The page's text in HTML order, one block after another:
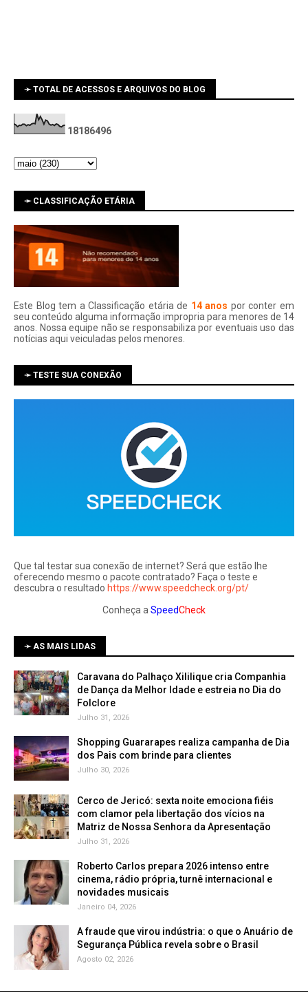
➛ TOTAL DE ACESSOS E ARQUIVOS DO BLOG
18186496
➛ CLASSIFICAÇÃO ETÁRIA
Este Blog tem a Classificação etária de 14 anos por conter em
seu conteúdo alguma informação impropria para menores de 14
anos. Nossa equipe não se responsabiliza por eventuais uso das
notí­cias aqui veiculadas pelos menores.
➛ TESTE SUA CONEXÃO
Que tal testar sua conexão de internet? Será que estão lhe
oferecendo mesmo o pacote contratado? Faça o teste e
descubra o resultado https://www.speedcheck.org/pt/
Conheça a SpeedCheck
➛ AS MAIS LIDAS
Caravana do Palhaço Xililique cria Companhia
de Dança da Melhor Idade e estreia no Dia do
Folclore
Julho 31, 2026
Shopping Guararapes realiza campanha de Dia
dos Pais com brinde para clientes
Julho 30, 2026
Cerco de Jericó: sexta noite emociona fiéis
com clamor pela libertação dos vícios na
Matriz de Nossa Senhora da Apresentação
Julho 31, 2026
Roberto Carlos prepara 2026 intenso entre
cinema, rádio própria, turnê internacional e
novidades musicais
Janeiro 04, 2026
A fraude que virou indústria: o que o Anuário de
Segurança Pública revela sobre o Brasil
Agosto 02, 2026